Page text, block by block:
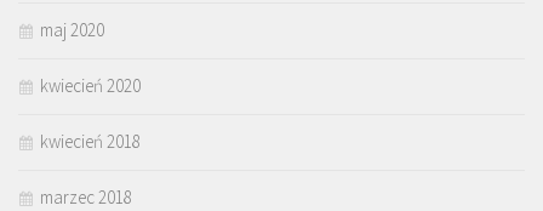
maj 2020
kwiecień 2020
kwiecień 2018
marzec 2018